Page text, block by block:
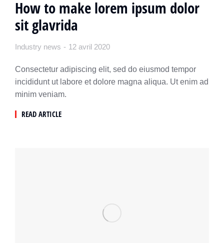
How to make lorem ipsum dolor
sit glavrida
Industry news 12 avril 2020
Consectetur adipiscing elit, sed do eiusmod tempor
incididunt ut labore et dolore magna aliqua. Ut enim ad
minim veniam.
READ ARTICLE